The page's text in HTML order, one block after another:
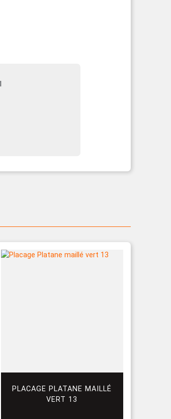
PLACAGE PLATANE MAILLÉ
VERT 13